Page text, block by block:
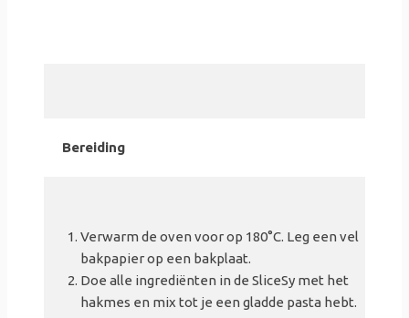
Bereiding
Verwarm de oven voor op 180°C. Leg een vel
bakpapier op een bakplaat.
Doe alle ingrediënten in de SliceSy met het
hakmes en mix tot je een gladde pasta hebt.